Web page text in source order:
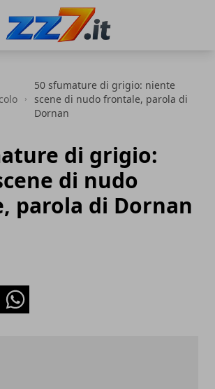
50 sfumature di grigio: niente
scene di nudo frontale, parola di
Dornan
di grigio:
di nudo
parola di Dornan
Whatsapp